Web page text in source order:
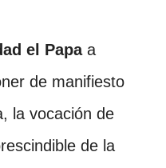
el Papaa
de manifiesto
la vocación de
de la